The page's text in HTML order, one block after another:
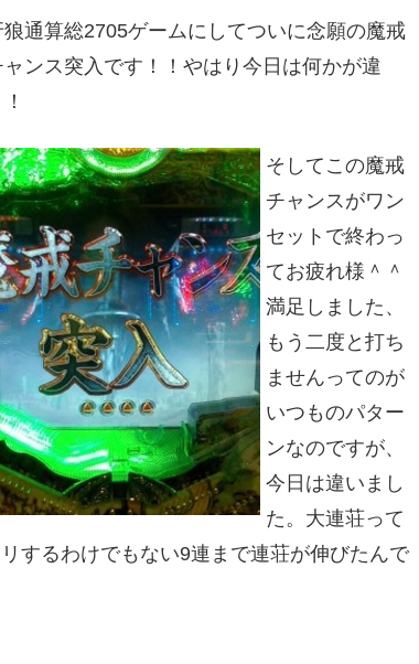
狼通算総2705ゲームにしてついに念願の魔戒
ャンス突入です！！やはり今日は何かが違
そしてこの魔戒
チャンスがワン
セットで終わっ
てお疲れ様＾＾
満足しました、
もう二度と打ち
ませんってのが
いつものパター
ンなのですが、
今日は違いまし
た。大連荘って
するわけでもない9連まで連荘が伸びたんで